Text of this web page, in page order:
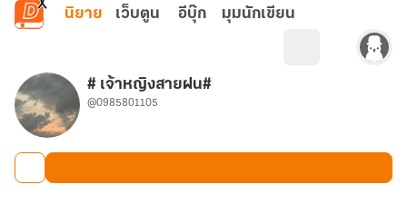
ข้ามไปยังเนื้อหาหลัก
นิยาย เว็บตูน อีบุ๊ก มุมนักเขียน
# เจ้าหญิงสายฝน#
@0985801105